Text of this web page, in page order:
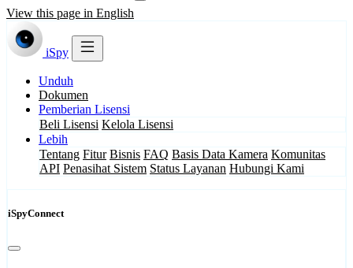
View this page in English
iSpy
Unduh
Dokumen
Pemberian Lisensi
Beli Lisensi Kelola Lisensi
Lebih
Tentang Fitur Bisnis FAQ Basis Data Kamera Komunitas
API Penasihat Sistem Status Layanan Hubungi Kami
iSpyConnect